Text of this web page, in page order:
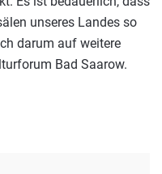
unseres Landes so
darum auf weitere
Bad Saarow.